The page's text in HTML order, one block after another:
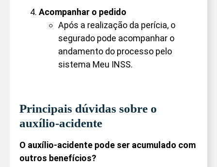
Acompanhar o pedido
Após a realização da perícia, o
segurado pode acompanhar o
andamento do processo pelo
sistema Meu INSS.
Principais dúvidas sobre o
auxílio-acidente
O auxílio-acidente pode ser acumulado com
outros benefícios?